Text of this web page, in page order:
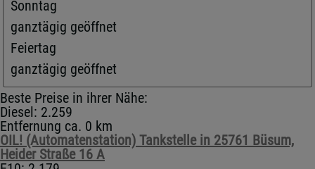
Sonntag
ganztägig geöffnet
Feiertag
ganztägig geöffnet
Beste Preise in ihrer Nähe:
Diesel: 2.259
Entfernung ca. 0 km
OIL! (Automatenstation) Tankstelle in 25761 Büsum,
Heider Straße 16 A